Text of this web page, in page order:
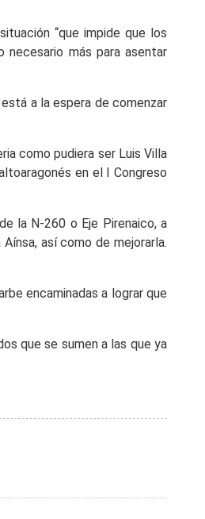
“que impide que los
necesario más para asentar
a la espera de comenzar
como pudiera ser Luis Villa
en el I Congreso
la N-260 o Eje Pirenaico, a
así como de mejorarla.
encaminadas a lograr que
que se sumen a las que ya